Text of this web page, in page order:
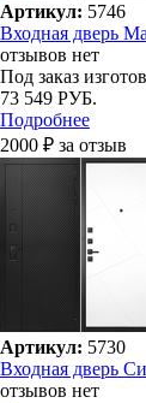
Артикул: 5746
Входная дверь
отзывов нет
Под заказ
73 549 РУБ.
Подробнее
2000 ₽ за отзыв
Артикул: 5730
Входная дверь
отзывов нет